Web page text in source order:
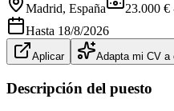
Madrid, España 23.000 €
Hasta 18/8/2026
Aplicar Adapta mi CV a
Descripción del puesto